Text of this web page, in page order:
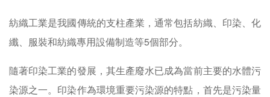
紡織工業是我國傳統的支柱產業，通常包括紡織、印染、化
纖、服裝和紡織專用設備制造等5個部分。
隨著印染工業的發展，其生產廢水已成為當前主要的水體污
染源之一。印染作為環境重要污染源的特點，首先是污染量